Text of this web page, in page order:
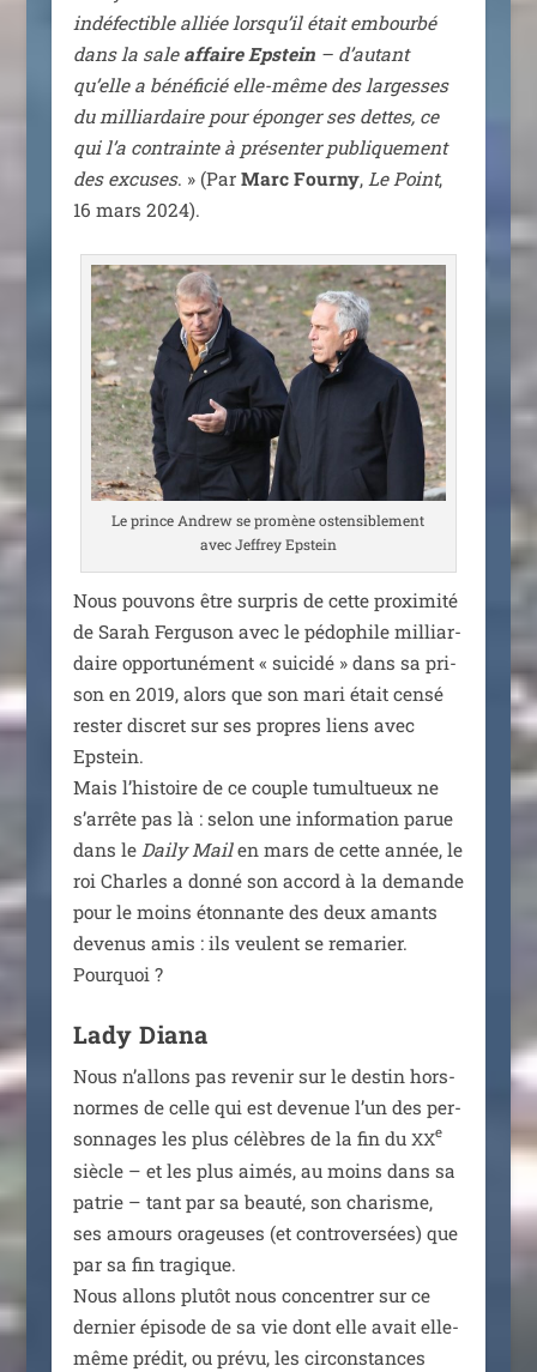
indé­fec­tible alliée lors­qu’il était embour­bé
dans la sale affaire Epstein– d’au­tant
qu’elle a béné­fi­cié elle-même des lar­gesses
du mil­liar­daire pour épon­ger ses dettes, ce
qui l’a contrainte à pré­sen­ter publi­que­ment
des excuses. » (Par Marc Fourny, Le Point,
16 mars 2024).
Le prince Andrew se pro­mène osten­si­ble­ment
avec Jeffrey Epstein
Nous pou­vons être sur­pris de cette proxi­mi­té
de Sarah Ferguson avec le pédo­phile mil­liar­
daire oppor­tu­né­ment « sui­ci­dé » dans sa pri­
son en 2019, alors que son mari était cen­sé
res­ter dis­cret sur ses propres liens avec
Epstein.
Mais l’histoire de ce couple tumul­tueux ne
s’arrête pas là : selon une infor­ma­tion parue
dans le Daily Mailen mars de cette année, le
roi Charles a don­né son accord à la demande
pour le moins éton­nante des deux amants
deve­nus amis : ils veulent se rema­rier.
Pourquoi ?
Lady Diana
Nous n’allons pas reve­nir sur le des­tin hors-
normes de celle qui est deve­nue l’un des per­
son­nages les plus célèbres de la fin du XXe
siècle – et les plus aimés, au moins dans sa
patrie – tant par sa beau­té, son cha­risme,
ses amours ora­geuses (et contro­ver­sées) que
par sa fin tra­gique.
Nous allons plu­tôt nous concen­trer sur ce
der­nier épi­sode de sa vie dont elle avait elle-
même pré­dit, ou pré­vu, les cir­cons­tances